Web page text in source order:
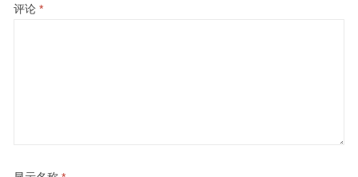
评论 *